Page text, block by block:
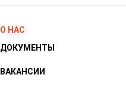
О НАС
ДОКУМЕНТЫ
ВАКАНСИИ